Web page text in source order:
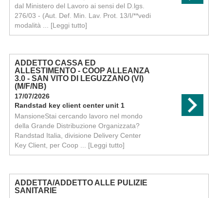
dal Ministero del Lavoro ai sensi del D.lgs.
276/03 - (Aut. Def. Min. Lav. Prot. 13/I/**vedi
modalità ... [Leggi tutto]
ADDETTO CASSA ED
ALLESTIMENTO - COOP ALLEANZA
3.0 - SAN VITO DI LEGUZZANO (VI)
(M/F/NB)
17/07/2026
Randstad key client center unit 1
MansioneStai cercando lavoro nel mondo
della Grande Distribuzione Organizzata?
Randstad Italia, divisione Delivery Center
Key Client, per Coop ... [Leggi tutto]
ADDETTA/ADDETTO ALLE PULIZIE
SANITARIE